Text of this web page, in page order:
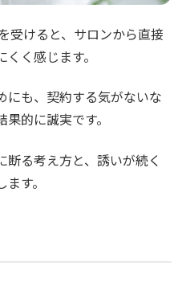
受けると、サロンから直接
く感じます。
にも、契約する気がないな
的に誠実です。
断る考え方と、誘いが続く
す。